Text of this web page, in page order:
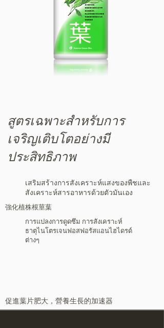
สูตรเฉพาะสำหรับการ
เจริญเติบโตอย่างมี
ประสิทธิภาพ
เสริมสร้างการสังเคราะห์แสงของพืชและ
สังเคราะห์สารอาหารด้วยตัวมันเอง
強化植株根莖葉
การแปลงการดูดซึม การสังเคราะห์
ธาตุไนโตรเจนฟอสฟอรัสแอนไฮไดรด์
ต่างๆ
​促進葉片肥大，營養生長的加速器